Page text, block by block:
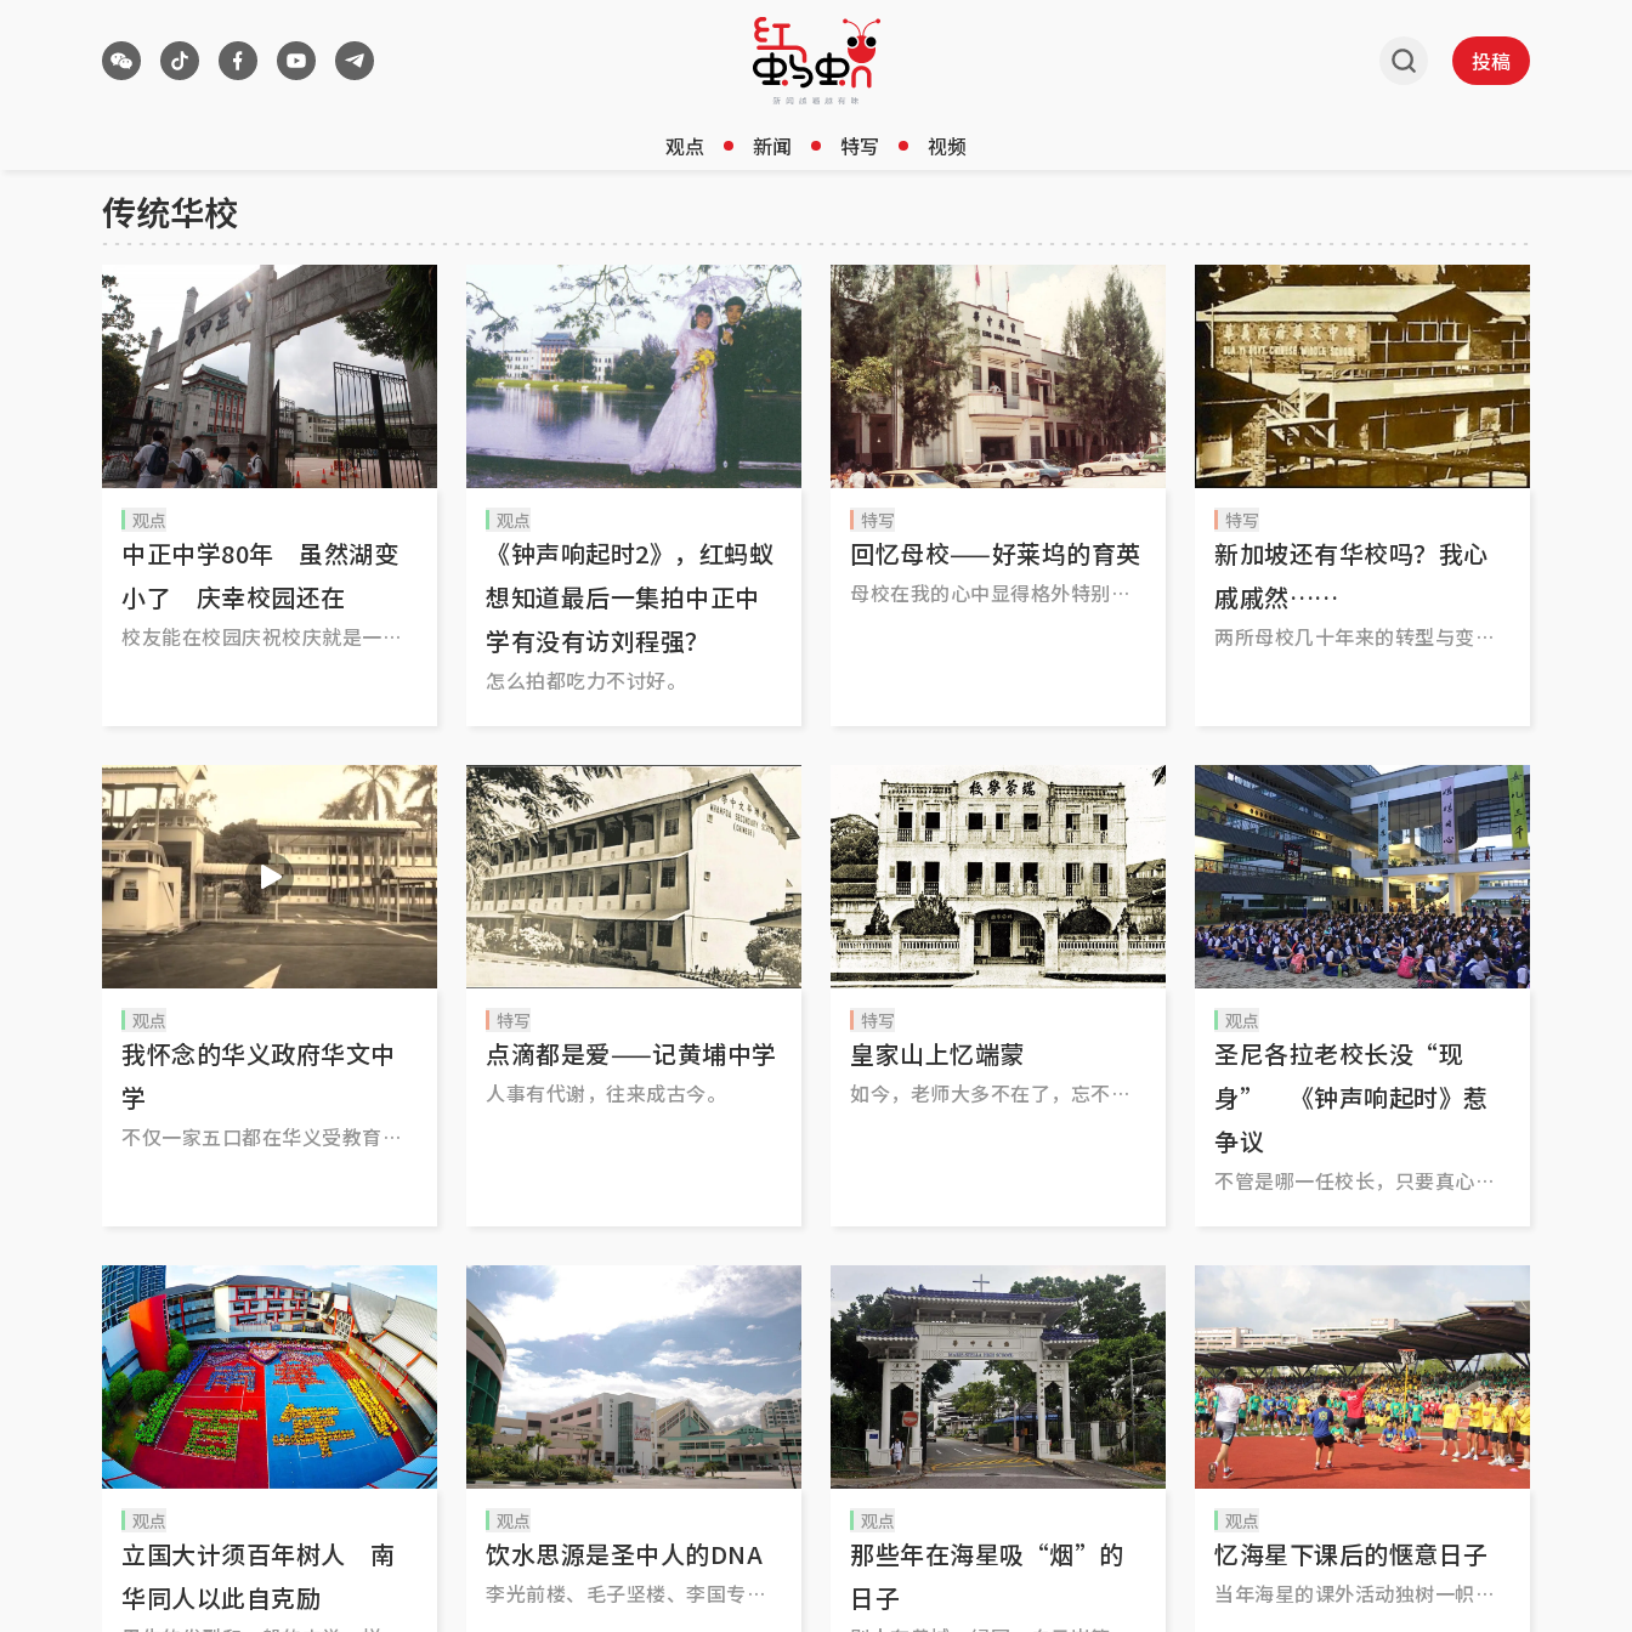
投稿
观点 新闻 特写 视频
传统华校
观点
中正中学80年 虽然湖变
小了 庆幸校园还在
校友能在校园庆祝校庆就是一种
观点
《钟声响起时2》，红蚂蚁
想知道最后一集拍中正中
学有没有访刘程强？
怎么拍都吃力不讨好。
特写
回忆母校——好莱坞的育英
母校在我的心中显得格外特别，
特写
新加坡还有华校吗？我心
戚戚然……
两所母校几十年来的转型与变
观点
我怀念的华义政府华文中
学
不仅一家五口都在华义受教育，
特写
点滴都是爱——记黄埔中学
人事有代谢，往来成古今。
特写
皇家山上忆端蒙
如今，老师大多不在了，忘不了
明！
观点
圣尼各拉老校长没“现
身” 《钟声响起时》惹
争议
不管是哪一任校长，只要真心投
分钟不到的节目抓到所有重点，
确实很考功夫。看过之后，好坏
心里有个评价就好，不必太纠
结。
观点
立国大计须百年树人 南
华同人以此自克励
观点
饮水思源是圣中人的DNA
李光前楼、毛子坚楼、李国专体
观点
那些年在海星吸“烟”的
日子
观点
忆海星下课后的惬意日子
当年海星的课外活动独树一帜，